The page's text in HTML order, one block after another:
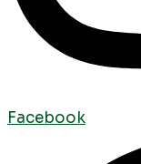
Facebook